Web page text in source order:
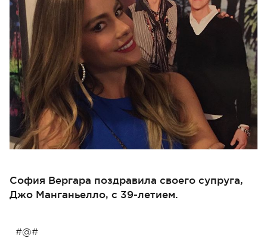
София Вергара поздравила своего супруга,
Джо Манганьелло, с 39-летием.
#@#